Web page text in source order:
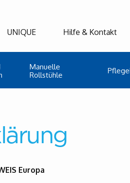
Manuelle
Rollstühle
UNIQUE Hilfe & Kontakt
Europa